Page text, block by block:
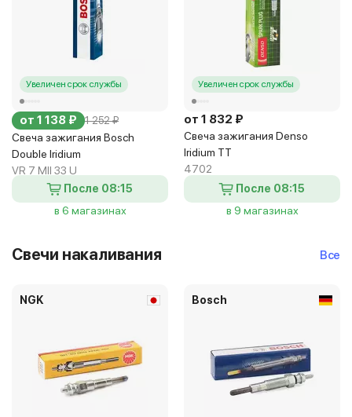
Увеличен срок службы
от 1 138 ₽ 1 252 ₽
Свеча зажигания Bosch
Double Iridium
VR 7 MII 33 U
После 08:15
в 6 магазинах
Увеличен срок службы
от 1 832 ₽
Свеча зажигания Denso
Iridium TT
4702
После 08:15
в 9 магазинах
Свечи накаливания Все
NGK Bosch